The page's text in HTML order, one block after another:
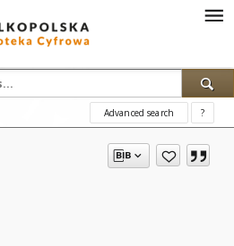
Advanced search ?